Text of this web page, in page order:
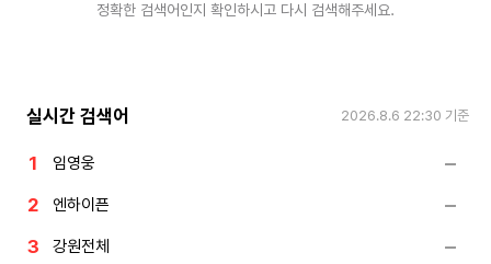
정확한 검색어인지 확인하시고 다시 검색해주세요.
실시간 검색어 2026.8.6 22:30 기준
임영웅
엔하이픈
강원전체